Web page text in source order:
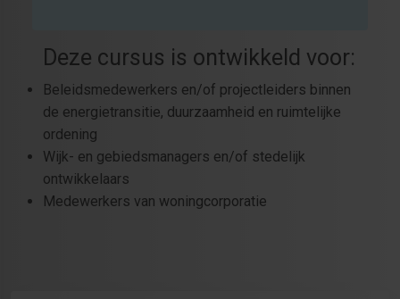
Deze cursus is ontwikkeld voor:
Beleidsmedewerkers en/of projectleiders binnen
de energietransitie, duurzaamheid en ruimtelijke
ordening
Wijk- en gebiedsmanagers en/of stedelijk
ontwikkelaars
Medewerkers van woningcorporatie